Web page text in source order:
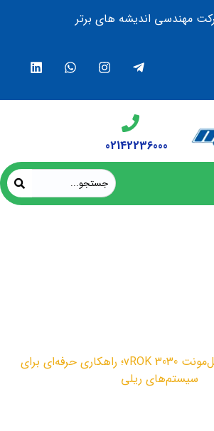
مهندسی اندیشه های برتر
02142236000
کامپیوتر صنعتی پنل‌مونت vROK 3030؛ راهکاری حرفه‌ای برای
سیستم‌های ریلی